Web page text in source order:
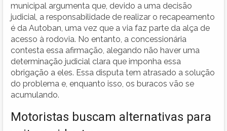
municipal argumenta que, devido a uma decisão
judicial, a responsabilidade de realizar o recapeamento
é da Autoban, uma vez que a via faz parte da alça de
acesso à rodovia. No entanto, a concessionária
contesta essa afirmação, alegando não haver uma
determinação judicial clara que imponha essa
obrigação a eles. Essa disputa tem atrasado a solução
do problema e, enquanto isso, os buracos vão se
acumulando.
Motoristas buscam alternativas para